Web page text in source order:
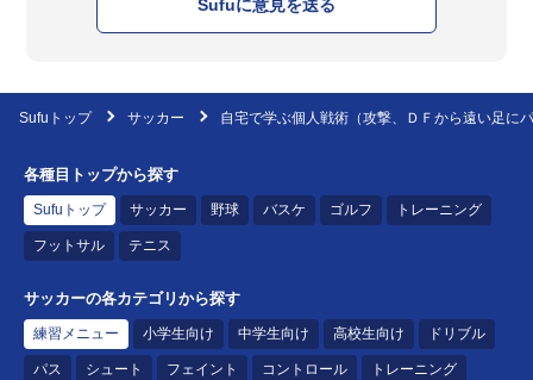
Sufuに意見を送る
Sufuトップ サッカー 自宅で学ぶ個人戦術（攻撃、ＤＦから遠い足に
各種目トップから探す
Sufuトップ サッカー 野球 バスケ ゴルフ トレーニング
フットサル テニス
サッカーの各カテゴリから探す
練習メニュー 小学生向け 中学生向け 高校生向け ドリブル
パス シュート フェイント コントロール トレーニング